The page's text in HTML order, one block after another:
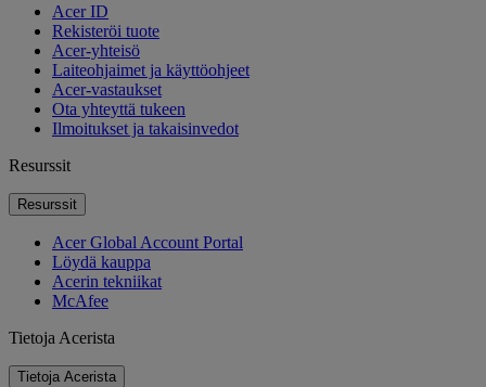
Acer ID
Rekisteröi tuote
Acer-yhteisö
Laiteohjaimet ja käyttöohjeet
Acer-vastaukset
Ota yhteyttä tukeen
Ilmoitukset ja takaisinvedot
Resurssit
Resurssit
Acer Global Account Portal
Löydä kauppa
Acerin tekniikat
McAfee
Tietoja Acerista
Tietoja Acerista